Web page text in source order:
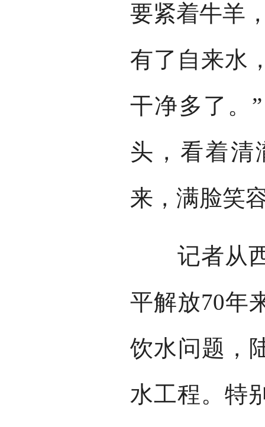
要紧着牛羊
有了自来水
干净多了。
头，看着清
来，满脸笑
记者从西
平解放70年
饮水问题，
水工程。特